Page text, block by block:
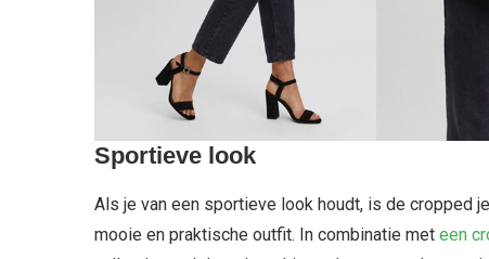
Sportieve look
Als je van een sportieve look houdt, is de cropped
mooie en praktische outfit. In combinatie met een